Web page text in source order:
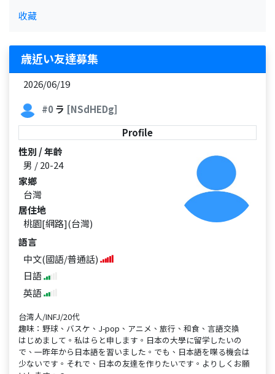
收藏
歳近い友達募集
2026/06/19
#0ラ [NSdHEDg]
Profile
性別 / 年齡
男 / 20-24
家鄉
台灣
居住地
桃園[網路](台灣)
語言
中文(國語/普通話)
日語
英語
台湾人/INFJ/20代
趣味：野球、バスケ、J-pop、アニメ、旅行、和食、言語交換
はじめまして。私はらと申します。日本の大學に留学したいの
で、一昨年から日本語を習いました。でも、日本語を喋る機会は
少ないです。それで、日本の友達を作りたいです。よりしくお願